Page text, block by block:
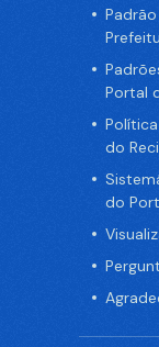
Portal
do
do